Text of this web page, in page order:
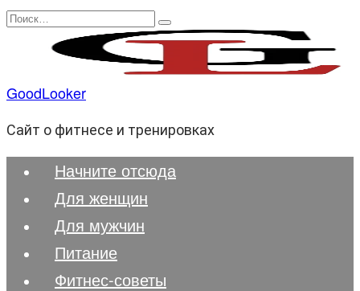
Перейти
содержанию
Search
GoodLooker
Сайт о фитнесе и тренировках
Начните отсюда
Для женщин
Для мужчин
Питание
Фитнес-советы